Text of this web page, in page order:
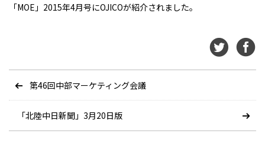
「MOE」2015年4月号にOJICOが紹介されました。
第46回中部マーケティング会議
「北陸中日新聞」3月20日版